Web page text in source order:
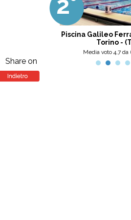
Share on
Ottima scelta,
meglio, secondo
Piscina Galileo
Torino -
Media voto 4,7 da